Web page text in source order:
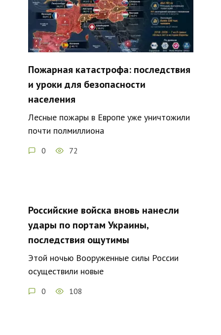
Пожарная катастрофа: последствия
и уроки для безопасности
населения
Лесные пожары в Европе уже уничтожили
почти полмиллиона
0 72
Российские войска вновь нанесли
удары по портам Украины,
последствия ощутимы
Этой ночью Вооруженные силы России
осуществили новые
0 108